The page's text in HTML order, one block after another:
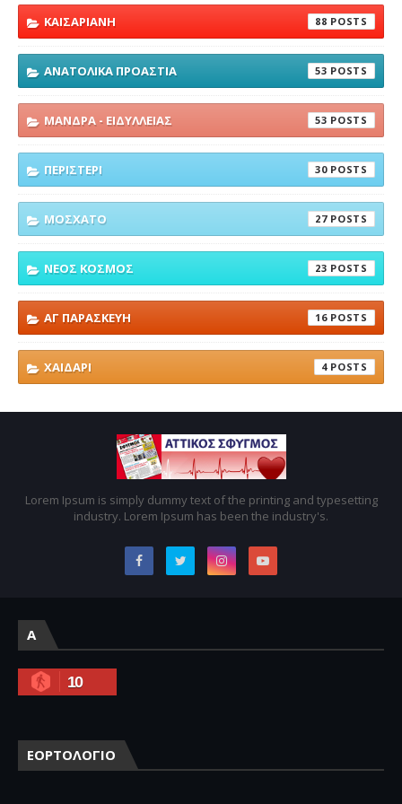
ΚΑΙΣΑΡΙΑΝΗ 88
ΑΝΑΤΟΛΙΚΑ ΠΡΟΑΣΤΙΑ 53
ΜΑΝΔΡΑ - ΕΙΔΥΛΛΕΙΑΣ 53
ΠΕΡΙΣΤΕΡΙ 30
ΜΟΣΧΑΤΟ 27
ΝΕΟΣ ΚΟΣΜΟΣ 23
ΑΓ ΠΑΡΑΣΚΕΥΗ 16
ΧΑΙΔΑΡΙ 4
Lorem Ipsum is simply dummy text of the printing and typesetting
industry. Lorem Ipsum has been the industry's.
A
10
ΕΟΡΤΟΛΟΓΙΟ